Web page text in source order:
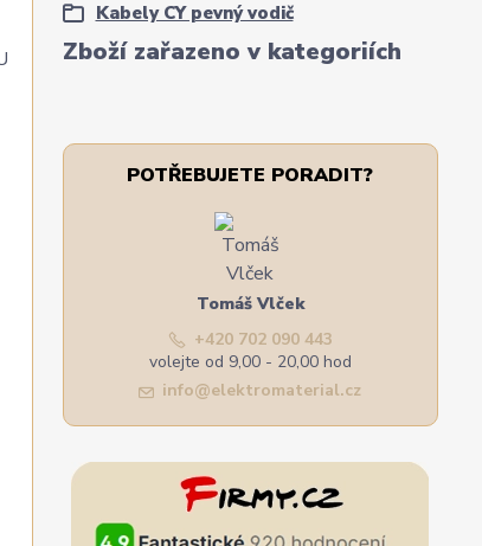
Zboží zařazeno v kategoriích
Kabely CY pevný vodič
POTŘEBUJETE PORADIT?
Tomáš Vlček
+420 702 090 443
volejte od 9,00 - 20,00 hod
info@elektromaterial.cz